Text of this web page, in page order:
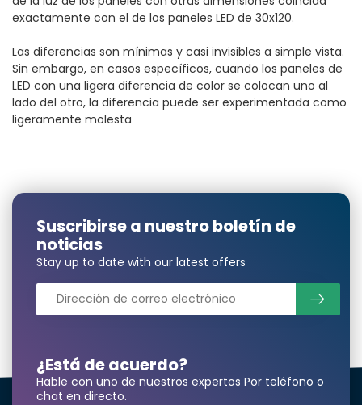
exactamente con el de los paneles LED de 30x120.
Las diferencias son mínimas y casi invisibles a simple vista.
Sin embargo, en casos específicos, cuando los paneles de
LED con una ligera diferencia de color se colocan uno al
lado del otro, la diferencia puede ser experimentada como
ligeramente molesta
¿Está de acuerdo?
Hable con uno de nuestros expertos Por teléfono o
chat en directo.
Suscribirse a nuestro boletín de
noticias
Stay up to date with our latest offers